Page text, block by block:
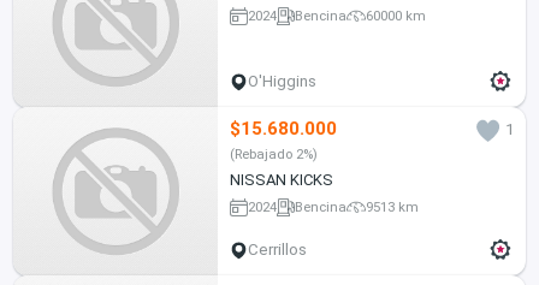
2024 Bencina 60000 km
O'Higgins
$15.680.000 1
(Rebajado 2%)
NISSAN KICKS
2024 Bencina 9513 km
Cerrillos